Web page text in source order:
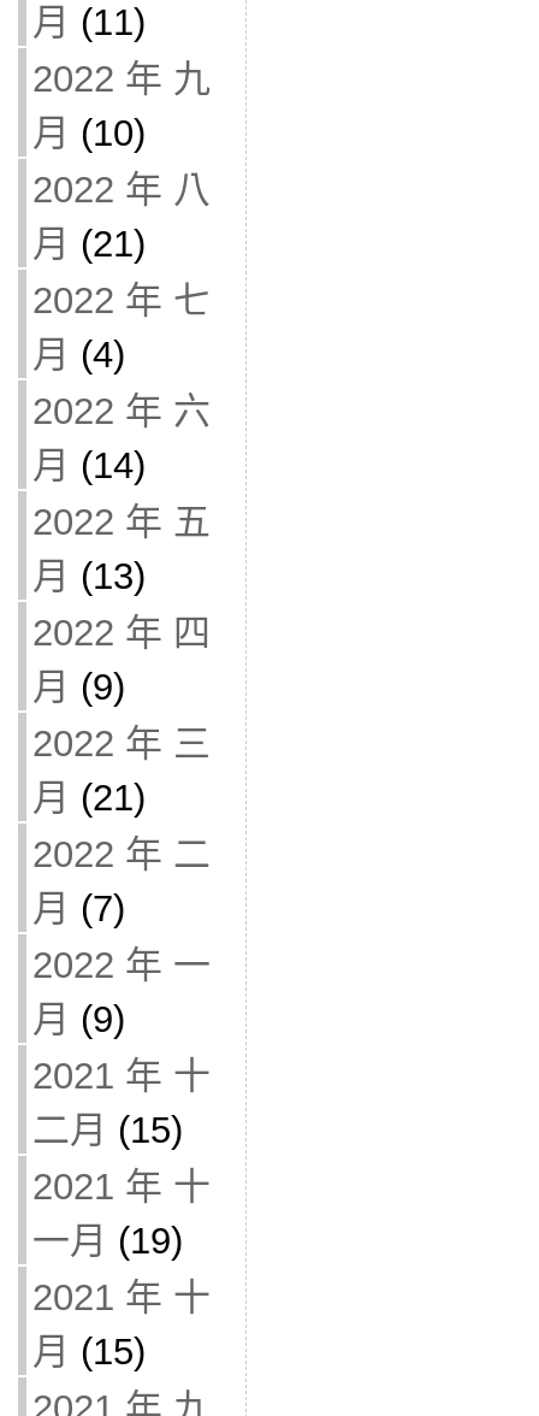
月 (11)
2022 年 九
月 (10)
2022 年 八
月 (21)
2022 年 七
月 (4)
2022 年 六
月 (14)
2022 年 五
月 (13)
2022 年 四
月 (9)
2022 年 三
月 (21)
2022 年 二
月 (7)
2022 年 一
月 (9)
2021 年 十
二月 (15)
2021 年 十
一月 (19)
2021 年 十
月 (15)